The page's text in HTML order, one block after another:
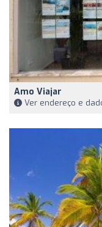
Amo Viajar
Ver endereço e